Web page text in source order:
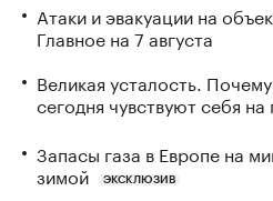
Атаки и эвакуации на
Главное на 7 августа
Великая усталость.
сегодня чувствуют себя на
Запасы газа в Европе на
зимой
ЭКСКЛЮЗИВ